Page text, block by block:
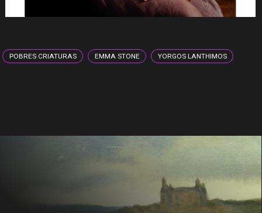
POBRES CRIATURAS EMMA STONE YORGOS LANTHIMOS